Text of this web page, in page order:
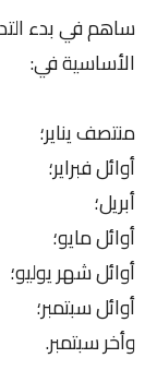
ساهم في بدء
الأساسية في:
منتصف يناير؛
أوائل فبراير؛
أبريل؛
أوائل مايو؛
أوائل شهر يوليو؛
أوائل سبتمبر؛
وأخر سبتمبر.